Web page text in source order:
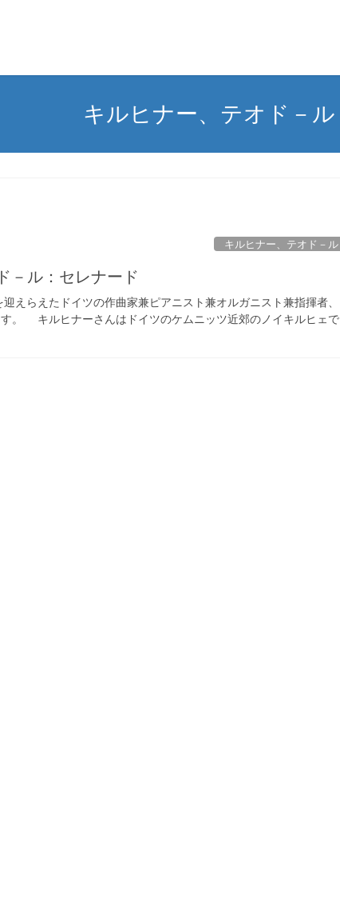
キルヒナー、テオド－ル
キルヒナー、テオド－ル
－ル：セレナード
えらえたドイツの作曲家兼ピアニスト兼オルガニスト兼指揮者、
。 キルヒナーさんはドイツのケムニッツ近郊のノイキルヒェで